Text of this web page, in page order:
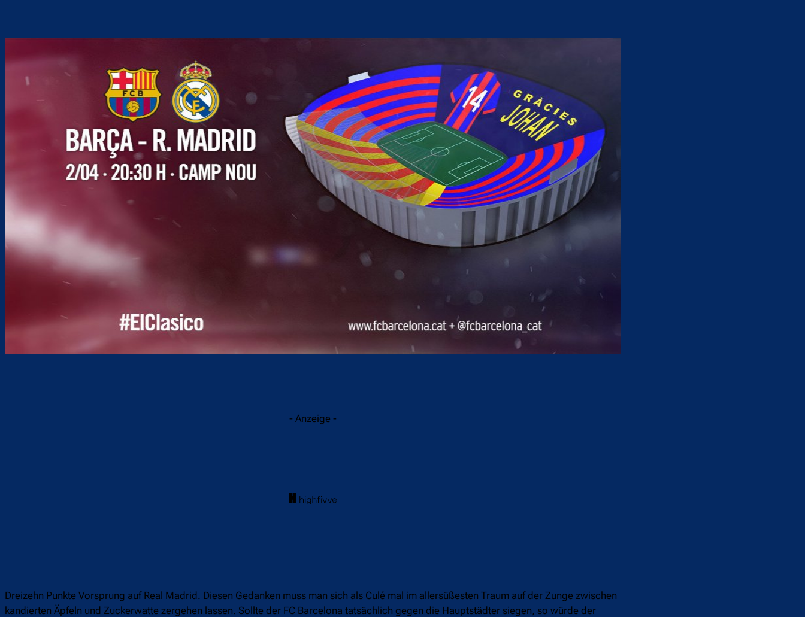
- Anzeige -
Dreizehn Punkte Vorsprung auf Real Madrid. Diesen Gedanken muss man sich als Culé mal im allersüßesten Traum auf der Zunge zwischen
kandierten Äpfeln und Zuckerwatte zergehen lassen. Sollte der FC Barcelona tatsächlich gegen die Hauptstädter siegen, so würde der